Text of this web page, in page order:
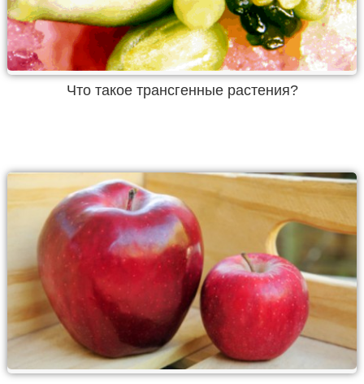
Что такое трансгенные растения?